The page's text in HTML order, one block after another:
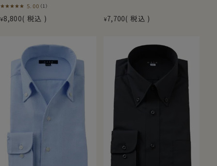
5.00 （1）
¥8,800 税込 ¥7,700 税込